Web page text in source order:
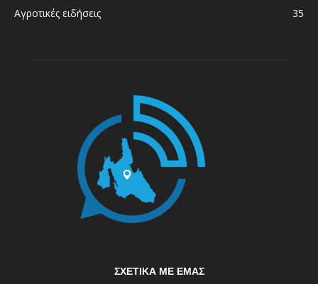
Αγροτικές ειδήσεις
35
ΣΧΕΤΙΚΆ ΜΕ ΕΜΆΣ